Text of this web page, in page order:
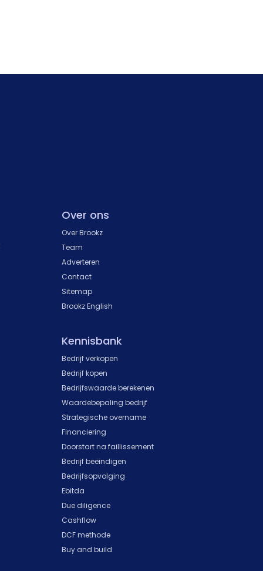
Over ons
Over Brookz
Team
Adverteren
Contact
Sitemap
Brookz English
Kennisbank
Bedrijf verkopen
Bedrijf kopen
Bedrijfswaarde berekenen
Waardebepaling bedrijf
Strategische overname
Financiering
Doorstart na faillissement
Bedrijf beëindigen
Bedrijfsopvolging
Ebitda
Due diligence
Cashflow
DCF methode
Buy and build